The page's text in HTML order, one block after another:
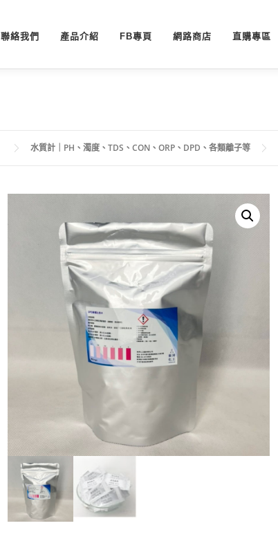
聯絡我們 產品介紹 FB專頁 網路商店 直購專區
水質計｜PH、濁度、TDS、CON、ORP、DPD、各類離子等